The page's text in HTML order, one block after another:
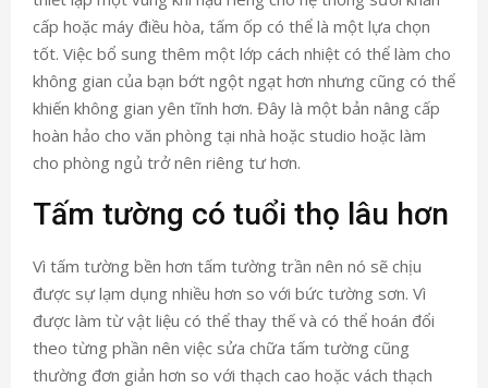
cấp hoặc máy điều hòa, tấm ốp có thể là một lựa chọn
tốt. Việc bổ sung thêm một lớp cách nhiệt có thể làm cho
không gian của bạn bớt ngột ngạt hơn nhưng cũng có thể
khiến không gian yên tĩnh hơn. Đây là một bản nâng cấp
hoàn hảo cho văn phòng tại nhà hoặc studio hoặc làm
cho phòng ngủ trở nên riêng tư hơn.
Tấm tường có tuổi thọ lâu hơn
Vì tấm tường bền hơn tấm tường trần nên nó sẽ chịu
được sự lạm dụng nhiều hơn so với bức tường sơn. Vì
được làm từ vật liệu có thể thay thế và có thể hoán đổi
theo từng phần nên việc sửa chữa tấm tường cũng
thường đơn giản hơn so với thạch cao hoặc vách thạch